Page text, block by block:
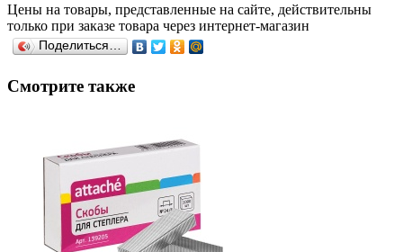
Цены на товары, представленные на сайте, действительны
только при заказе товара через интернет-магазин
Поделиться…
Смотрите также